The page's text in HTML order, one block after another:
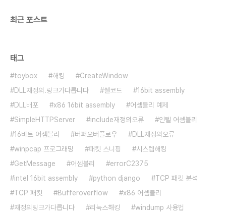
최근 포스트
태그
toybox 해킹
CreateWindow
DLL재정의.링크가다릅니다
쉘코드
16bit assembly
DLL배포
x86 16bit assembly
어셈블리 예제
SimpleHTTPServer
include재정의오류
인텔 어셈블리
16비트 어셈블리
버퍼오버플로우
DLL재정의오류
winpcap 프로그래밍
패킷 스니핑
시스템해킹
GetMessage
어셈블리
errorC2375
intel 16bit assembly
python django
TCP 패킷 분석
TCP 패킷
Bufferoverflow
x86 어셈블리
재정의링크가다릅니다
리눅스해킹 windump 사용법